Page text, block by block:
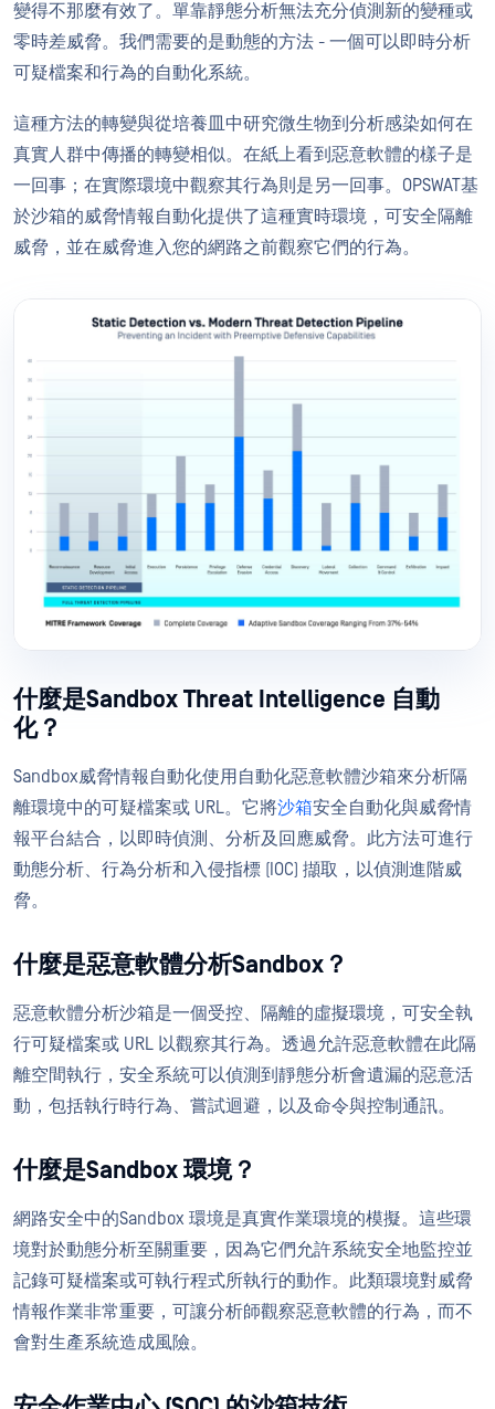
變得不那麼有效了。單靠靜態分析無法充分偵測新的變種或
零時差威脅。我們需要的是動態的方法 - 一個可以即時分析
可疑檔案和行為的自動化系統。
這種方法的轉變與從培養皿中研究微生物到分析感染如何在
真實人群中傳播的轉變相似。在紙上看到惡意軟體的樣子是
一回事；在實際環境中觀察其行為則是另一回事。OPSWAT基
於沙箱的威脅情報自動化提供了這種實時環境，可安全隔離
威脅，並在威脅進入您的網路之前觀察它們的行為。
什麼是Sandbox Threat Intelligence 自動
化？
Sandbox威脅情報自動化使用自動化惡意軟體沙箱來分析隔
離環境中的可疑檔案或 URL。它將沙箱安全自動化與威脅情
報平台結合，以即時偵測、分析及回應威脅。此方法可進行
動態分析、行為分析和入侵指標 (IOC) 擷取，以偵測進階威
脅。
什麼是惡意軟體分析Sandbox？
惡意軟體分析沙箱是一個受控、隔離的虛擬環境，可安全執
行可疑檔案或 URL 以觀察其行為。透過允許惡意軟體在此隔
離空間執行，安全系統可以偵測到靜態分析會遺漏的惡意活
動，包括執行時行為、嘗試迴避，以及命令與控制通訊。
什麼是Sandbox 環境？
網路安全中的Sandbox 環境是真實作業環境的模擬。這些環
境對於動態分析至關重要，因為它們允許系統安全地監控並
記錄可疑檔案或可執行程式所執行的動作。此類環境對威脅
情報作業非常重要，可讓分析師觀察惡意軟體的行為，而不
會對生產系統造成風險。